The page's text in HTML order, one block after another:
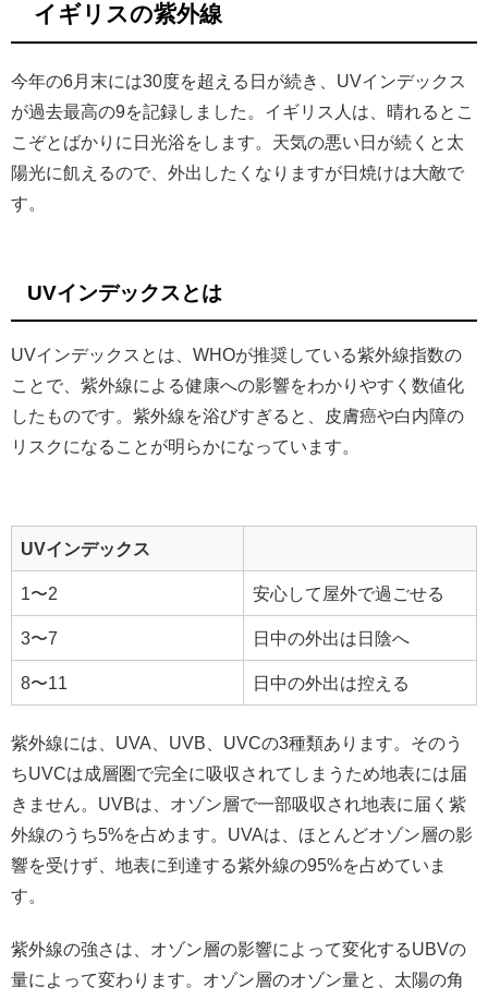
イギリスの紫外線
今年の6月末には30度を超える日が続き、UVインデックス
が過去最高の9を記録しました。イギリス人は、晴れるとこ
こぞとばかりに日光浴をします。天気の悪い日が続くと太
陽光に飢えるので、外出したくなりますが日焼けは大敵で
す。
UVインデックスとは
UVインデックスとは、WHOが推奨している紫外線指数の
ことで、紫外線による健康への影響をわかりやすく数値化
したものです。紫外線を浴びすぎると、皮膚癌や白内障の
リスクになることが明らかになっています。
UVインデックス
1〜2 安心して屋外で過ごせる
3〜7 日中の外出は日陰へ
8〜11 日中の外出は控える
紫外線には、UVA、UVB、UVCの3種類あります。そのう
ちUVCは成層圏で完全に吸収されてしまうため地表には届
きません。UVBは、オゾン層で一部吸収され地表に届く紫
外線のうち5%を占めます。UVAは、ほとんどオゾン層の影
響を受けず、地表に到達する紫外線の95%を占めていま
す。
紫外線の強さは、オゾン層の影響によって変化するUBVの
量によって変わります。オゾン層のオゾン量と、太陽の角